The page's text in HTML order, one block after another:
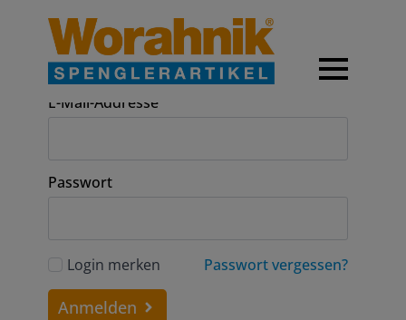
Anmeldung
E-Mail-Addresse
Passwort
Login merken Passwort vergessen?
Anmelden